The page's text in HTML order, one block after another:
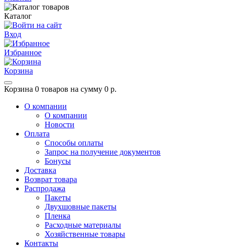
Каталог
Вход
Избранное
Корзина
Корзина 0 товаров на сумму 0 р.
О компании
О компании
Новости
Оплата
Способы оплаты
Запрос на получение документов
Бонусы
Доставка
Возврат товара
Распродажа
Пакеты
Двухшовные пакеты
Пленка
Расходные материалы
Хозяйственные товары
Контакты